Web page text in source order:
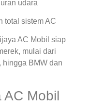
udara
total sistem AC
AC Mobil siap
mulai dari
hingga BMW dan
AC Mobil